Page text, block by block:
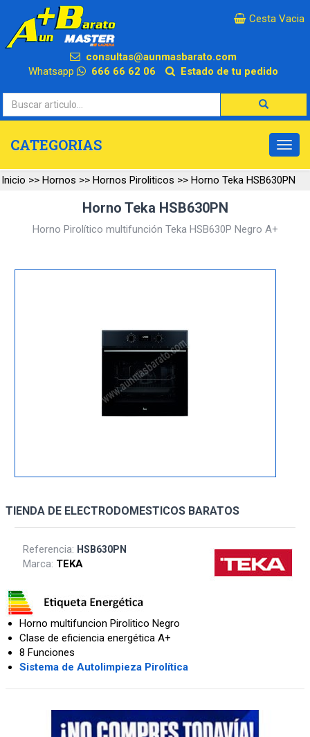
×
Cesta Vacia
consultas@aunmasbarato.com
Whatsapp
666 66 62 06 Estado de tu pedido
CATEGORIAS
Inicio >> Hornos >> Hornos Piroliticos >> Horno Teka HSB630PN
Horno Teka HSB630PN
Horno Pirolítico multifunción Teka HSB630P Negro A+
TIENDA DE ELECTRODOMESTICOS BARATOS
Referencia: HSB630PN
Marca: TEKA
Horno multifuncion Pirolitico Negro
Clase de eficiencia energética A+
8 Funciones
Sistema de Autolimpieza Pirolítica